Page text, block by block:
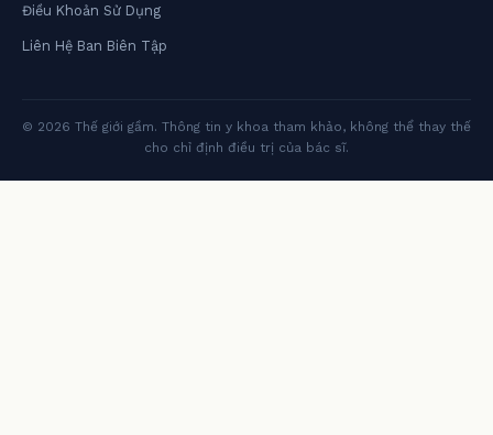
Điều Khoản Sử Dụng
Liên Hệ Ban Biên Tập
© 2026 Thế giới gầm. Thông tin y khoa tham khảo, không thể thay thế
cho chỉ định điều trị của bác sĩ.